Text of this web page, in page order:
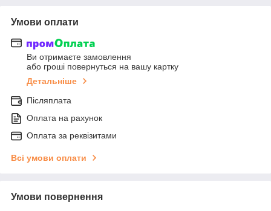
Умови оплати
Ви отримаєте замовлення
або гроші повернуться на вашу картку
Детальніше
Післяплата
Оплата на рахунок
Оплата за реквізитами
Всі умови оплати
Умови повернення